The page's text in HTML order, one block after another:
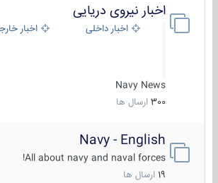
اخبار نیروی دریایی
اخبار داخلی اخبار خارجی
Navy News
300 ارسال ها
Navy - English
All about navy and naval forces!
ارسال ها